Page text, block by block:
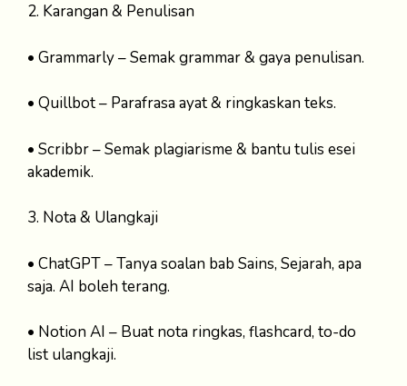
2. Karangan & Penulisan
• Grammarly – Semak grammar & gaya penulisan.
• Quillbot – Parafrasa ayat & ringkaskan teks.
• Scribbr – Semak plagiarisme & bantu tulis esei
akademik.
3. Nota & Ulangkaji
• ChatGPT – Tanya soalan bab Sains, Sejarah, apa
saja. AI boleh terang.
• Notion AI – Buat nota ringkas, flashcard, to-do
list ulangkaji.